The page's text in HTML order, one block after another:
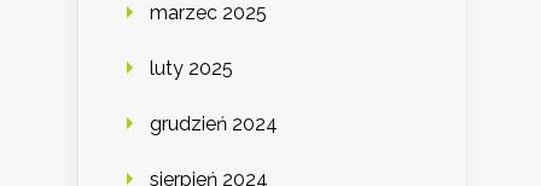
marzec 2025
luty 2025
grudzień 2024
sierpień 2024